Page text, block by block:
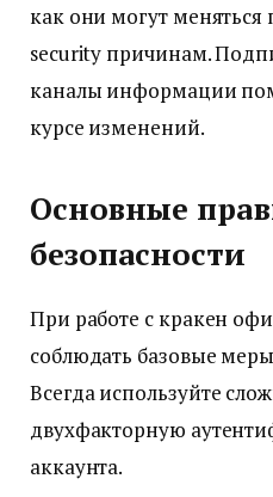
как они могут
security причинам.
каналы информации
курсе изменений.
Основные
безопасности
При работе с кракен
соблюдать базовые
Всегда используйте
двухфакторную
аккаунта.